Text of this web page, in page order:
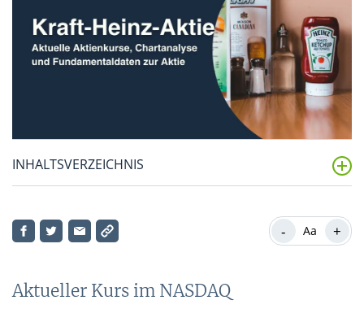
INHALTSVERZEICHNIS
Konkurrenz - Aa +
Aktueller Kurs im NASDAQ